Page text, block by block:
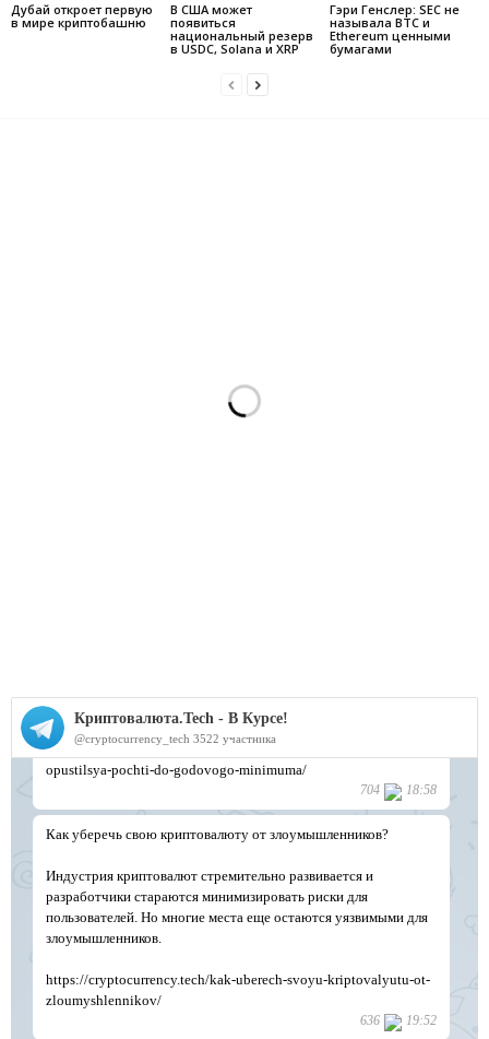
Дубай откроет первую
в мире криптобашню
В США может
появиться
национальный резерв
в USDC, Solana и XRP
Гэри Генслер: SEC не
называла BTC и
Ethereum ценными
бумагами